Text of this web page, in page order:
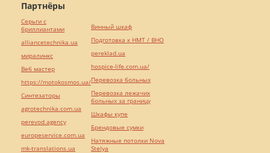
Партнёры
Серьги с
бриллиантами
alliancetechnika.ua
миралинкс
Веб мастер
https://motokosmos.ua/
Синтезаторы
agrotechnika.com.ua
perevod.agency
europeservice.com.ua
mk-translations.ua
Винный шкаф
Подготовка к НМТ / ВНО
pereklad.ua
hospice-life.com.ua/
Перевозка больных
Перевозка лежачих
больных за границу
Шкафы купе
Брендовые сумки
Натяжные потолки Nova
Stelya